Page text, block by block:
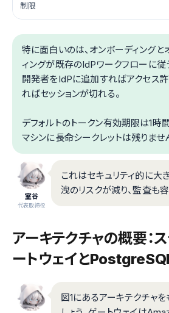
制限
特に面白いのは、オンボーディングと
ィングが既存のIdPワークフローに従
開発者をIdPに追加すればアクセス許
ればセッションが切れる。
デフォルトのトークン有効期限は1時
マシンに長命シークレットは残りませ
室谷
代表取締役
これはセキュリティ的に大
洩のリスクが減り、監査も
アーキテクチャの概要：
ートウェイと
図1にあるアーキテクチャ